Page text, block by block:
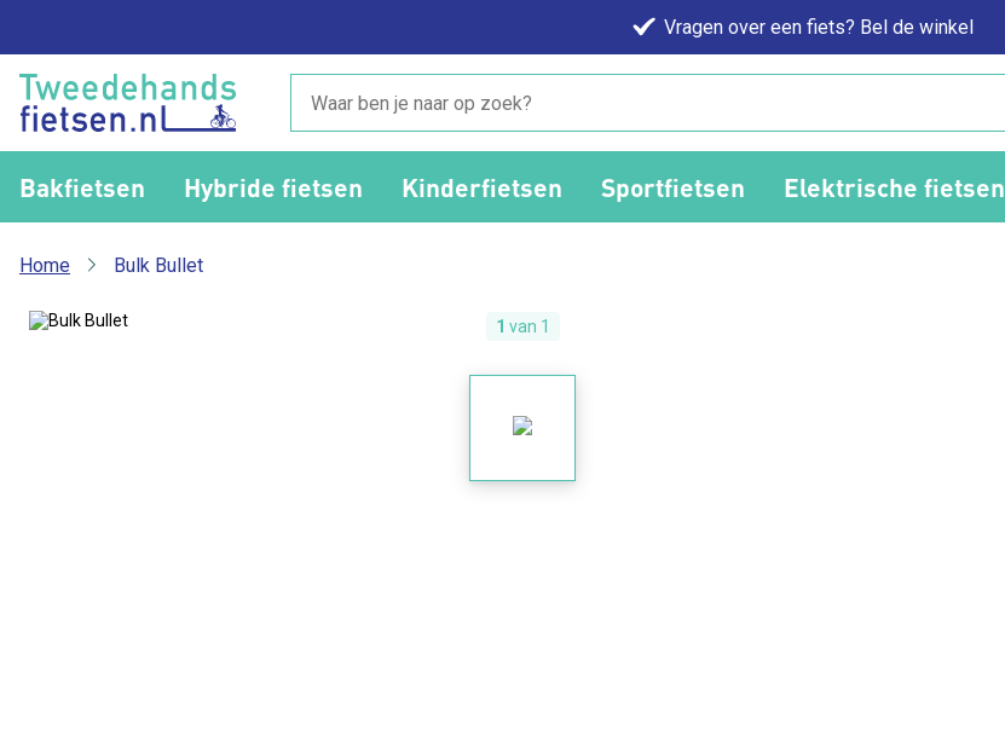
Vragen over een fiets? Bel de winkel
Bakfietsen Hybride fietsen Kinderfietsen Sportfietsen Elektrische fietsen
Home Bulk Bullet
1 van 1